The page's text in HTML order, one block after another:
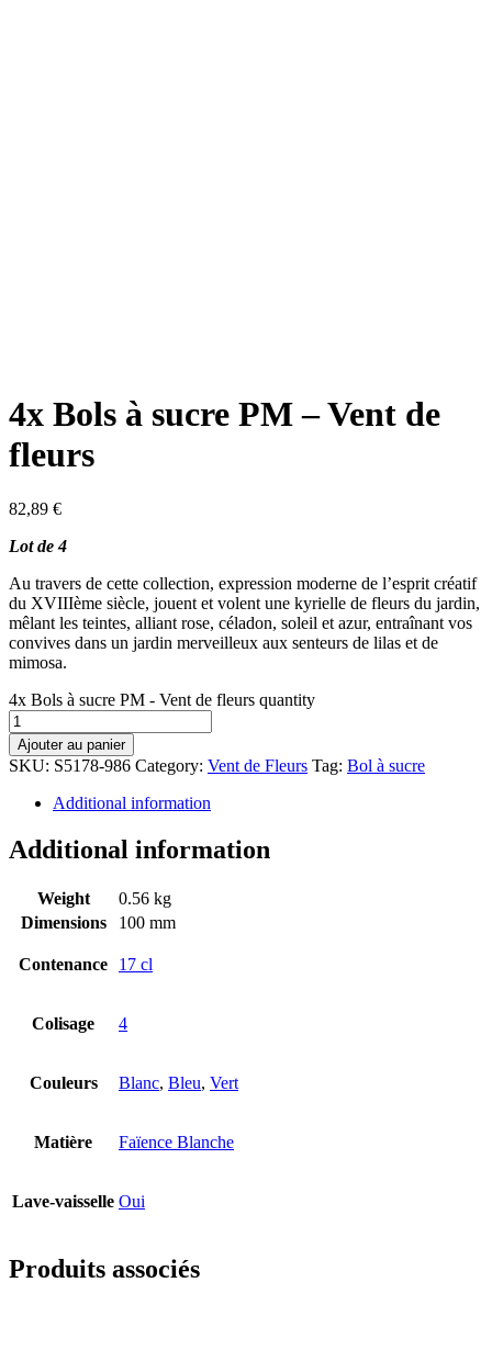
4x Bols à sucre PM – Vent de
fleurs
82,89 €
Lot de 4
Au travers de cette collection, expression moderne de l’esprit créatif
du XVIIIème siècle, jouent et volent une kyrielle de fleurs du jardin,
mêlant les teintes, alliant rose, céladon, soleil et azur, entraînant vos
convives dans un jardin merveilleux aux senteurs de lilas et de
mimosa.
4x Bols à sucre PM - Vent de fleurs quantity
Ajouter au panier
SKU: S5178-986 Category: Vent de Fleurs Tag: Bol à sucre
Additional information
Additional information
Weight
0.56 kg
Dimensions
100 mm
Contenance 17 cl
Colisage 4
Couleurs Blanc, Bleu, Vert
Matière Faïence Blanche
Lave-vaisselle Oui
Produits associés